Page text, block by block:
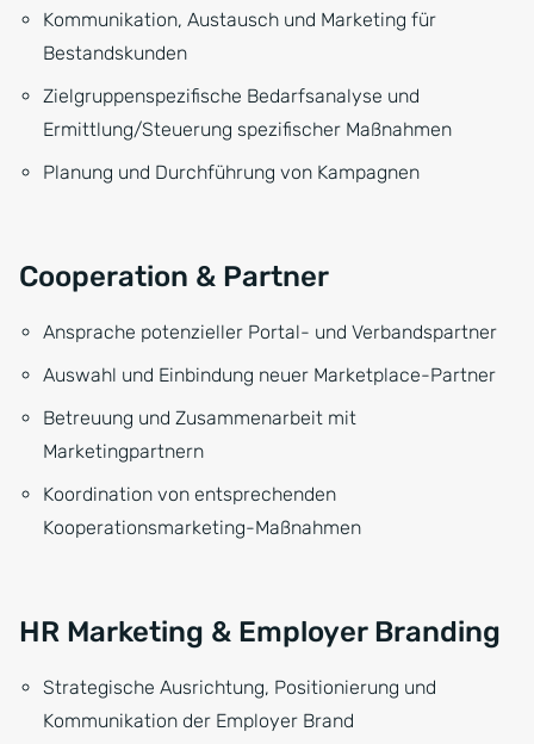
Kommunikation, Austausch und Marketing für
Bestandskunden
Zielgruppenspezifische Bedarfsanalyse und
Ermittlung/Steuerung spezifischer Maßnahmen
Planung und Durchführung von Kampagnen
Cooperation & Partner
Ansprache potenzieller Portal- und Verbandspartner
Auswahl und Einbindung neuer Marketplace-Partner
Betreuung und Zusammenarbeit mit
Marketingpartnern
Koordination von entsprechenden
Kooperationsmarketing-Maßnahmen
HR Marketing & Employer Branding
Strategische Ausrichtung, Positionierung und
Kommunikation der Employer Brand